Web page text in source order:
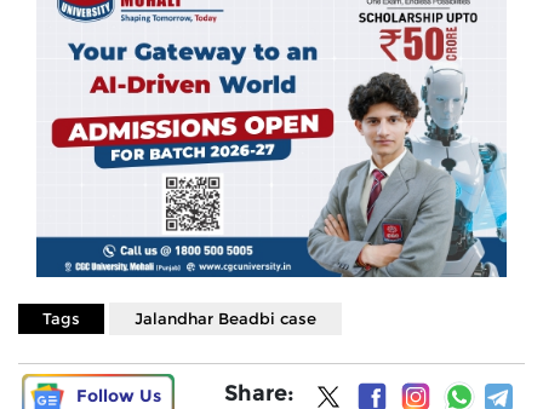
Tags Jalandhar Beadbi case
Follow Us Share: